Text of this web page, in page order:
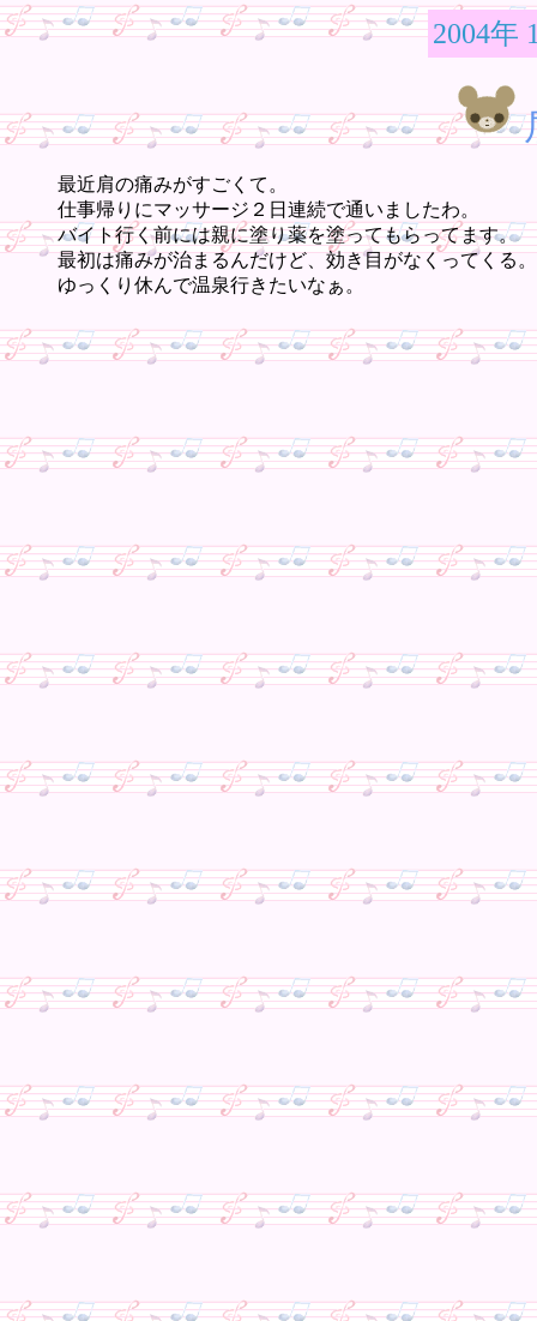
2004年
最近肩の痛みがすごくて。
仕事帰りにマッサージ２日連続で通いましたわ。
バイト行く前には親に塗り薬を塗ってもらってます。
最初は痛みが治まるんだけど、効き目がなくってくる
ゆっくり休んで温泉行きたいなぁ。